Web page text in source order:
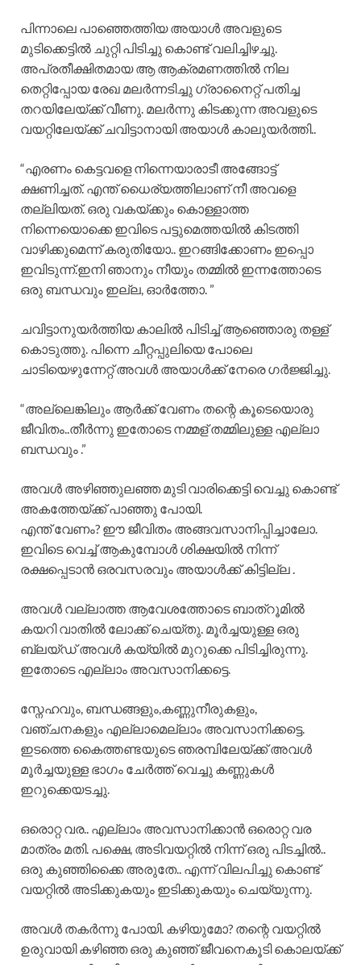
പിന്നാലെ പാഞ്ഞെത്തിയ അയാൾ അവളുടെ
മുടിക്കെട്ടിൽ ചുറ്റി പിടിച്ചു കൊണ്ട് വലിച്ചിഴച്ചു.
അപ്രതീക്ഷിതമായ ആ ആക്രമണത്തിൽ നില
തെറ്റിപ്പോയ രേഖ മലർന്നടിച്ചു ഗ്രാനൈറ്റ് പതിച്ച
തറയിലേയ്ക്ക് വീണു. മലർന്നു കിടക്കുന്ന അവളുടെ
വയറ്റിലേയ്ക്ക് ചവിട്ടാനായി അയാൾ കാലുയർത്തി..
“എരണം കെട്ടവളെ നിന്നെയാരാടീ അങ്ങോട്ട്
ക്ഷണിച്ചത്. എന്ത്‌ ധൈര്യത്തിലാണ് നീ അവളെ
തല്ലിയത്. ഒരു വകയ്ക്കും കൊള്ളാത്ത
നിന്നെയൊക്കെ ഇവിടെ പട്ടുമെത്തയിൽ കിടത്തി
വാഴിക്കുമെന്ന് കരുതിയോ.. ഇറങ്ങിക്കോണം ഇപ്പൊ
ഇവിടുന്ന്.ഇനി ഞാനും നീയും തമ്മിൽ ഇന്നത്തോടെ
ഒരു ബന്ധവും ഇല്ല, ഓർത്തോ. ”
ചവിട്ടാനുയർത്തിയ കാലിൽ പിടിച്ച് ആഞ്ഞൊരു തള്ള്
കൊടുത്തു. പിന്നെ ചീറ്റപ്പുലിയെ പോലെ
ചാടിയെഴുന്നേറ്റ് അവൾ അയാൾക്ക് നേരെ ഗർജ്ജിച്ചു.
“അല്ലെങ്കിലും ആർക്ക് വേണം തന്റെ കൂടെയൊരു
ജീവിതം..തീർന്നു ഇതോടെ നമ്മള് തമ്മിലുള്ള എല്ലാ
ബന്ധവും .”
അവൾ അഴിഞ്ഞുലഞ്ഞ മുടി വാരിക്കെട്ടി വെച്ചു കൊണ്ട്
അകത്തേയ്ക്ക് പാഞ്ഞു പോയി.
എന്ത്‌ വേണം? ഈ ജീവിതം അങ്ങവസാനിപ്പിച്ചാലോ.
ഇവിടെ വെച്ച് ആകുമ്പോൾ ശിക്ഷയിൽ നിന്ന്
രക്ഷപ്പെടാൻ ഒരവസരവും അയാൾക്ക് കിട്ടില്ല .
അവൾ വല്ലാത്ത ആവേശത്തോടെ ബാത്‌റൂമിൽ
കയറി വാതിൽ ലോക്ക് ചെയ്തു. മൂർച്ചയുള്ള ഒരു
ബ്ലയ്ഡ് അവൾ കയ്യിൽ മുറുക്കെ പിടിച്ചിരുന്നു.
ഇതോടെ എല്ലാം അവസാനിക്കട്ടെ.
സ്നേഹവും, ബന്ധങ്ങളും,കണ്ണുനീരുകളും,
വഞ്ചനകളും എല്ലാമെല്ലാം അവസാനിക്കട്ടെ.
ഇടത്തെ കൈത്തണ്ടയുടെ ഞരമ്പിലേയ്ക്ക് അവൾ
മൂർച്ചയുള്ള ഭാഗം ചേർത്ത് വെച്ചു കണ്ണുകൾ
ഇറുക്കെയടച്ചു.
ഒരൊറ്റ വര.. എല്ലാം അവസാനിക്കാൻ ഒരൊറ്റ വര
മാത്രം മതി. പക്ഷെ, അടിവയറ്റിൽ നിന്ന് ഒരു പിടച്ചിൽ..
ഒരു കുഞ്ഞിക്കൈ അരുതേ.. എന്ന് വിലപിച്ചു കൊണ്ട്
വയറ്റിൽ അടിക്കുകയും ഇടിക്കുകയും ചെയ്യുന്നു.
അവൾ തകർന്നു പോയി. കഴിയുമോ? തന്റെ വയറ്റിൽ
ഉരുവായി കഴിഞ്ഞ ഒരു കുഞ്ഞ് ജീവനെകൂടി കൊലയ്ക്ക്